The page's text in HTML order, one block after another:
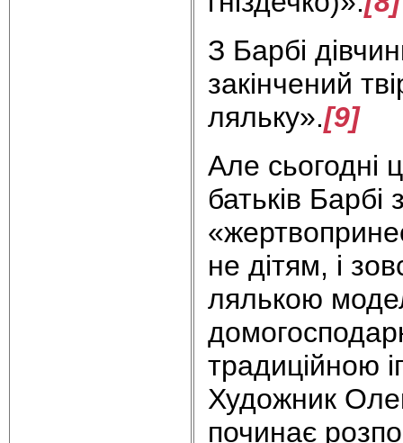
З Барбі
закінчений
ляльку».[9]
Але сьогодні
батьків
не дітям, і
лялькою
традиційною
Художник
починає